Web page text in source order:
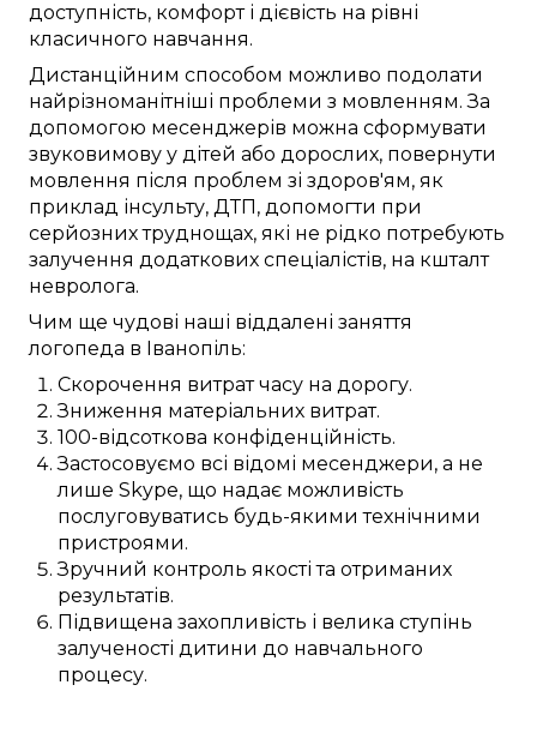
доступність, комфорті дієвість на рівні
класичного навчання.
Дистанційним способом можливо подолати
найрізноманітніші проблеми з мовленням.За
допомогою месенджерів можна сформувати
звуковимову у дітей або дорослих, повернути
мовлення після проблем зі здоров'ям, як
приклад інсульту, ДТП, допомогти при
серйознихтруднощах, які не рідко потребують
залучення додаткових спеціалістів, на кшталт
невролога.
Чим ще чудові наші віддалені заняття
логопеда в Іванопіль:
Скорочення витрат часу на дорогу.
Зниження матеріальних витрат.
100-відсоткова конфіденційність.
Застосовуємо всі відомі месенджери, а не
лише Skype, що надає можливість
послуговуватись будь-якимитехнічними
пристроями.
Зручний контроль якості та отриманих
результатів.
Підвищена захопливість і велика ступінь
залученості дитини до навчального
процесу.